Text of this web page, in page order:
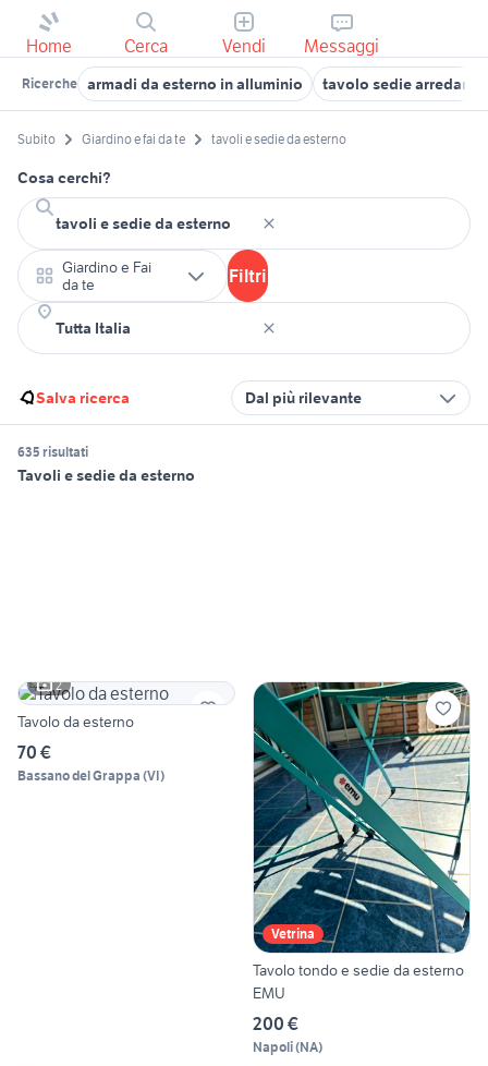
Home Cerca Vendi Messaggi
Ricerche armadi da esterno in alluminio tavolo sedie
Subito Giardino e fai da te tavoli e sedie da esterno
Cosa cerchi?
Giardino e Fai
da te
Filtri
Salva ricerca Dal più rilevante
635 risultati
Tavoli e sedie da esterno
2
Tavolo da esterno
70 €
Bassano del Grappa (VI)
Vetrina
Tavolo tondo e sedie da esterno
EMU
200 €
Napoli(NA)